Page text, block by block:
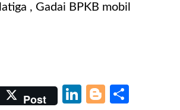
, Gadai BPKB mobil
Post LinkedIn
Blogger